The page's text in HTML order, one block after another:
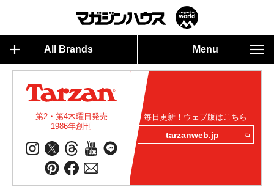
All Brands Menu
第2・第4木曜日発売
1986年創刊
毎日更新！ウェブ版はこちら
tarzanweb.jp